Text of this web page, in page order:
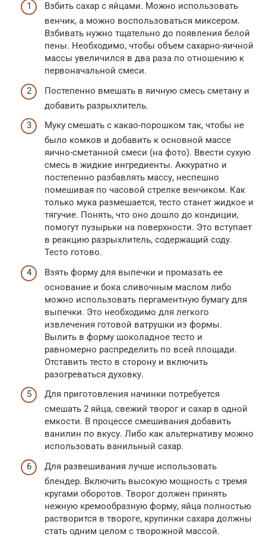
Взбить сахар с яйцами. Можно использовать
венчик, а можно воспользоваться миксером.
Взбивать нужно тщательно до появления белой
пены. Необходимо, чтобы объем сахарно-яичной
массы увеличился в два раза по отношению к
первоначальной смеси.
Постепенно вмешать в яичную смесь сметану и
добавить разрыхлитель.
Муку смешать с какао-порошком так, чтобы не
было комков и добавить к основной массе
яично-сметанной смеси (на фото). Ввести сухую
смесь в жидкие ингредиенты. Аккуратно и
постепенно разбавлять массу, неспешно
помешивая по часовой стрелке венчиком. Как
только мука размешается, тесто станет жидкое и
тягучие. Понять, что оно дошло до кондиции,
помогут пузырьки на поверхности. Это вступает
в реакцию разрыхлитель, содержащий соду.
Тесто готово.
Взять форму для выпечки и промазать ее
основание и бока сливочным маслом либо
можно использовать пергаментную бумагу для
выпечки. Это необходимо для легкого
извлечения готовой ватрушки из формы.
Вылить в форму шоколадное тесто и
равномерно распределить по всей площади.
Отставить тесто в сторону и включить
разогреваться духовку.
Для приготовления начинки потребуется
смешать 2 яйца, свежий творог и сахар в одной
емкости. В процессе смешивания добавить
ванилин по вкусу. Либо как альтернативу можно
использовать ванильный сахар.
Для развешивания лучше использовать
блендер. Включить высокую мощность с тремя
кругами оборотов. Творог должен принять
нежную кремообразную форму, яйца полностью
растворится в твороге, крупинки сахара должны
стать одним целом с творожной массой.